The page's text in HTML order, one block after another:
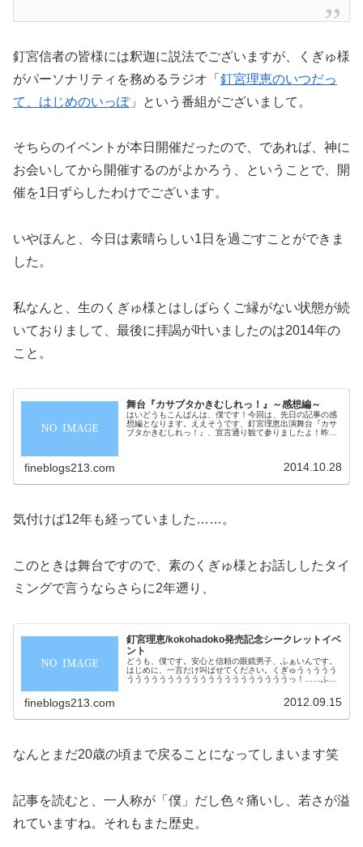
釘宮信者の皆様には釈迦に説法でございますが、くぎゅ様
がパーソナリティを務めるラジオ「 釘宮理恵のいつだっ
て、はじめのいっぽ」という番組がございまして。
そちらのイベントが本日開催だったので、であれば、神に
お会いしてから開催するのがよかろう、ということで、開
催を1日ずらしたわけでございます。
いやほんと、今日は素晴らしい1日を過ごすことができま
した。
私なんと、生のくぎゅ様とはしばらくご縁がない状態が続
いておりまして、最後に拝謁が叶いましたのは2014年の
こと。
舞台『カサブタかきむしれっ！』～感想編～
はいどうもこんばんは、僕です！今回は、先日の記事の感
想編となります。ええそうです、釘宮理恵出演舞台『カサ
ブタかきむしれっ！』、宣言通り観て参りましたよ！昨
fineblogs213.com 2014.10.28
気付けば12年も経っていました……。
このときは舞台ですので、素のくぎゅ様とお話ししたタイ
ミングで言うならさらに2年遡り、
釘宮理恵/kokohadoko発売記念シークレットイベ
ント
どうも、僕です。安心と信頼の眼鏡男子、ふぁいんです。
はじめに、一言だけ叫ばせてください。くぎゅうぅううう
ううううううううううううううううううううっ！……ふ
fineblogs213.com 2012.09.15
なんとまだ20歳の頃まで戻ることになってしまいます笑
記事を読むと、一人称が「僕」だし色々痛いし、若さが溢
れていますね。それもまた歴史。